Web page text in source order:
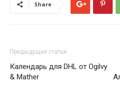
Share
Предыдущая статья
Календарь для DHL от Ogilvy
& Mather